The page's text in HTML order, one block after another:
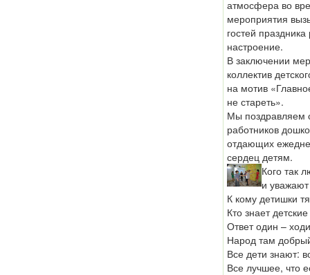
атмосфера во
мероприятия
гостей
настроение.
В заключении
коллектив
на мотив
не стареть».
Мы поздравляем
работников
отдающих
сердец детям.
Кого так
и
К кому детишки
Кто знает
Ответ один –
Народ там
Все дети знают:
Все лучшее, что